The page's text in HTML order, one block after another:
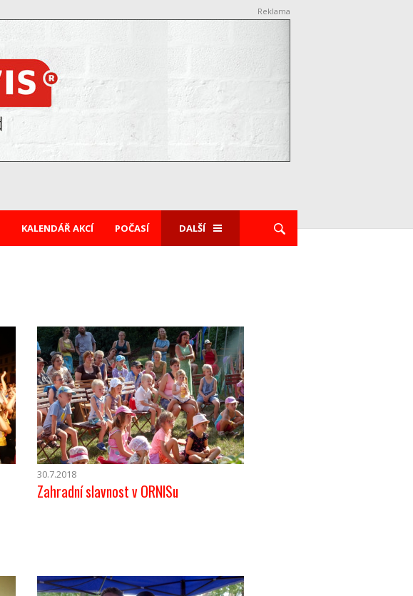
Reklama
KALENDÁŘ AKCÍ POČASÍ DALŠÍ
30.7.2018
Zahradní slavnost v ORNISu